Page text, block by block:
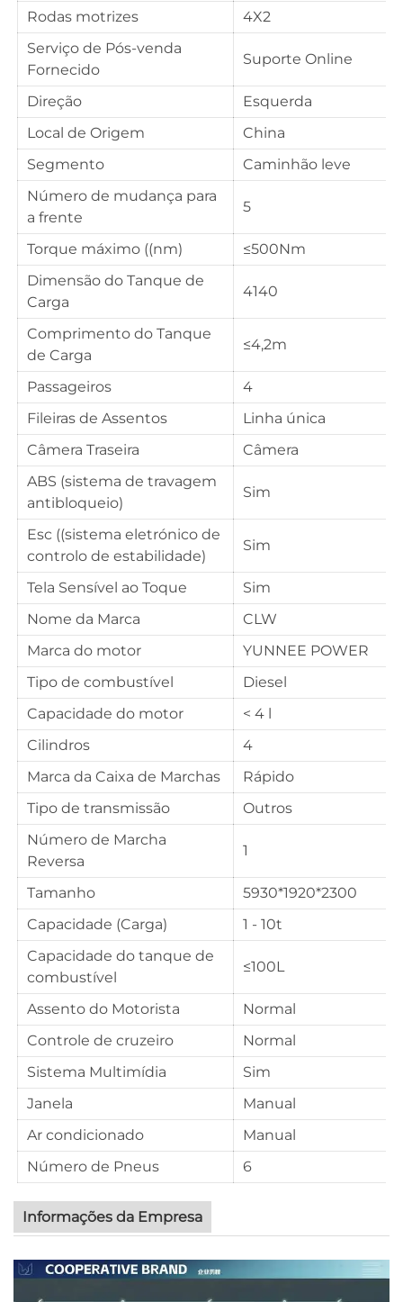
Rodas motrizes
4X2
Serviço de Pós-venda
Fornecido
Suporte Online
Direção
Esquerda
Local de Origem
China
Segmento
Caminhão leve
Número de mudança para
a frente
5
Torque máximo ((nm)
≤500Nm
Dimensão do Tanque de
Carga
4140
Comprimento do Tanque
de Carga
≤4,2m
Passageiros
4
Fileiras de Assentos
Linha única
Câmera Traseira
Câmera
ABS (sistema de travagem
antibloqueio)
Sim
Esc ((sistema eletrónico de
controlo de estabilidade)
Sim
Tela Sensível ao Toque
Sim
Nome da Marca
CLW
Marca do motor
YUNNEE POWER
Tipo de combustível
Diesel
Capacidade do motor
< 4 l
Cilindros
4
Marca da Caixa de Marchas
Rápido
Tipo de transmissão
Outros
Número de Marcha
Reversa
1
Tamanho
5930*1920*2300
Capacidade (Carga)
1 - 10t
Capacidade do tanque de
combustível
≤100L
Assento do Motorista
Normal
Controle de cruzeiro
Normal
Sistema Multimídia
Sim
Janela
Manual
Ar condicionado
Manual
Número de Pneus
6
Informações da Empresa